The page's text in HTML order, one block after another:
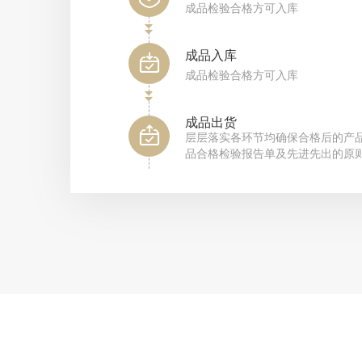
成品检验合格方可入库
成品入库
成品检验合格方可入库
成品出货
层层落实各环节均确保合格后的产
品合格检验报告单及先进先出的原